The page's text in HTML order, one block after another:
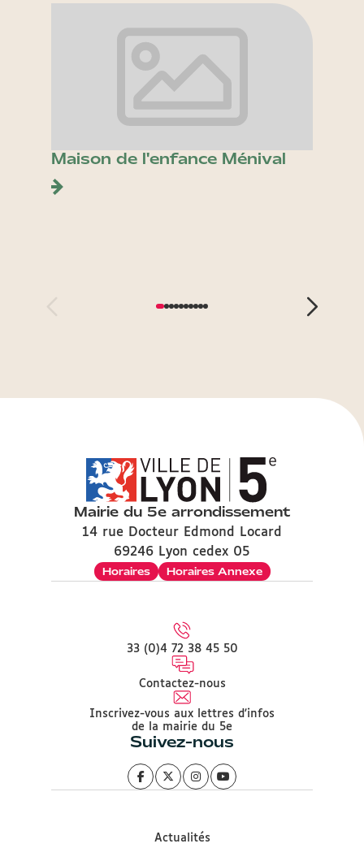
Maison de l'enfance Ménival
Mairie du 5e arrondissement
14 rue Docteur Edmond Locard
69246 Lyon cedex 05
Horaires
Horaires Annexe
33 (0)4 72 38 45 50
Contactez-nous
Inscrivez-vous aux lettres d'infos
de la mairie du 5e
Suivez-nous
Actualités